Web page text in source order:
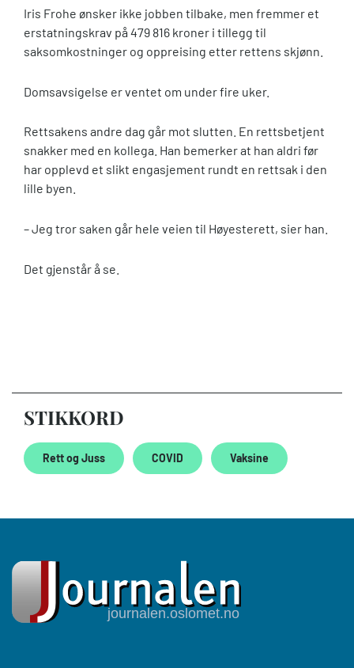
Iris Frohe ønsker ikke jobben tilbake, men fremmer et
erstatningskrav på 479 816 kroner i tillegg til
saksomkostninger og oppreising etter rettens skjønn.
Domsavsigelse er ventet om under fire uker.
Rettsakens andre dag går mot slutten. En rettsbetjent
snakker med en kollega. Han bemerker at han aldri før
har opplevd et slikt engasjement rundt en rettsak i den
lille byen.
– Jeg tror saken går hele veien til Høyesterett, sier han.
Det gjenstår å se.
STIKKORD
Rett og Juss COVID Vaksine